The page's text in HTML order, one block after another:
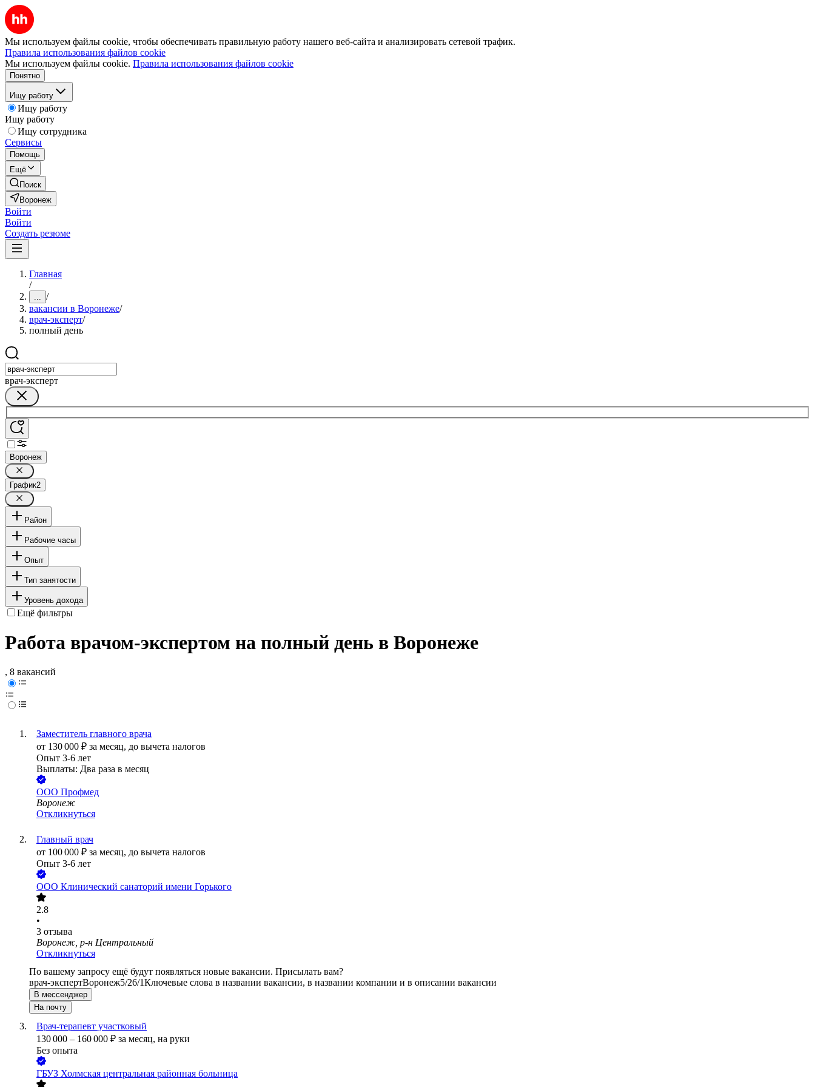
Мы используем файлы cookie, чтобы обеспечивать правильную работу нашего веб-сайта и анализировать сетевой трафик.
Правила использования файлов cookie
Мы используем файлы cookie. Правила использования файлов cookie
Понятно
Ищу работу
Ищу работу
Ищу работу
Ищу сотрудника
Сервисы
Помощь
Ещё
Поиск
Воронеж
Войти
Войти
Создать резюме
Главная
/
... /
вакансии в Воронеже/
врач-эксперт/
полный день
врач-эксперт
Воронеж
График2
Район
Рабочие часы
Опыт
Тип занятости
Уровень дохода
Ещё фильтры
Работа врачом-экспертом на полный день в Воронеже
, 8 вакансий
Заместитель главного врача
от 130 000 ₽ за месяц, до вычета налогов
Опыт 3-6 лет
Выплаты: Два раза в месяц
ООО Профмед
Воронеж
Откликнуться
Главный врач
от 100 000 ₽ за месяц, до вычета налогов
Опыт 3-6 лет
ООО Клинический санаторий имени Горького
2.8
•
3 отзыва
Воронеж, р-н Центральный
Откликнуться
По вашему запросу ещё будут появляться новые вакансии. Присылать вам?
врач-экспертВоронеж5/26/1Ключевые слова в названии вакансии, в названии компании и в описании вакансии
В мессенджер
На почту
Врач-терапевт участковый
130 000 – 160 000 ₽ за месяц, на руки
Без опыта
ГБУЗ Холмская центральная районная больница